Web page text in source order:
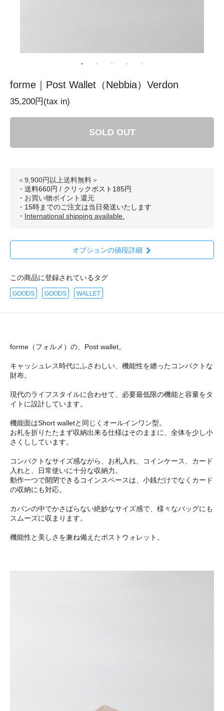
forme｜Post Wallet（Nebbia）Verdon
35,200円(tax in)
SOLD OUT
＜9,900円以上送料無料＞
・送料660円 / クリックポスト185円
・ お買い物ポイント還元
・15時までのご注文は当日発送いたします
・ International shipping available.
オプションの値段詳細
この商品に登録されているタグ
GOODS GOODS WALLET
forme（フォルメ）の、Post wallet。
キャッシュレス時代にふさわしい、機能性を纏ったコンパクトな
財布。
現代のライフスタイルに合わせて、必要最低限の機能と容量をタ
イトに設計しています。
機能面はShort walletと同じくオールインワン型。
お札を折りたたまず収納出来る仕様はそのままに、全体を少し小
さくししています。
コンパクトなサイズ感ながら、お札入れ、コインケース、カード
入れと、日常使いに十分な収納力。
動作一つで開閉できるコインスペースは、小銭だけでなくカード
の収納にも対応。
カバンの中でかさばらない絶妙なサイズ感で、様々なバッグにも
スムーズに収まります。
機能性と美しさを兼ね備えたポストウォレット。